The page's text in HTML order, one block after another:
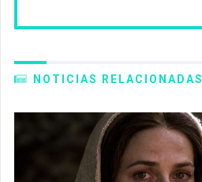
NOTICIAS RELACIONADAS